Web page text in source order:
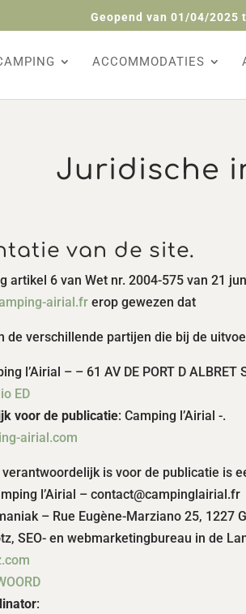
Geopend van 01/04/2025
ACCOMMODATIES
Juridische
van de site.
artikel 6 van Wet nr. 2004-575 van 21
airial.fr erop gewezen dat
de verschillende partijen die bij de
l’Airial – – 61 AV DE PORT D ALBRET
ED
voor de publicatie: Camping l’Airial -.
airial.com
verantwoordelijk is voor de publicatie is
l’Airial – contact@campinglairial.fr
– Rue Eugène-Marziano 25, 1227
SEO- en webmarketingbureau in de
: